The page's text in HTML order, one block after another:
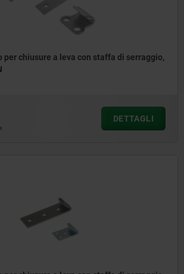
per chiusure a leva con staffa di serraggio,
DETTAGLI